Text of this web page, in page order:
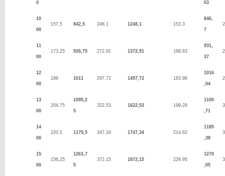
0 03
10
00
157,5 842,5 248,1 1248,1 153,3
846,
7
11
00
173,25 926,75 272,91 1372,91 168,63
931,
37
12
00
189 1011 297,72 1497,72 183,96
1016
,04
13
00
204,75
1095,2
5
322,53 1622,53 199,29
1100
,71
14
00
220,5 1179,5 347,34 1747,34 214,62
1185
,38
15
00
236,25
1263,7
5
372,15 1872,15 229,95
1270
,05